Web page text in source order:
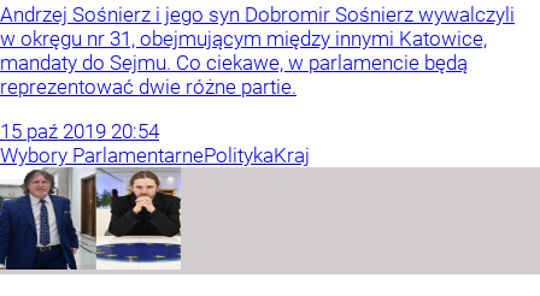
Andrzej Sośnierz i jego syn Dobromir Sośnierz wywalczyli
w okręgu nr 31, obejmującym między innymi Katowice,
mandaty do Sejmu. Co ciekawe, w parlamencie będą
reprezentować dwie różne partie.
15 paź 2019 20:54
Wybory ParlamentarnePolitykaKraj